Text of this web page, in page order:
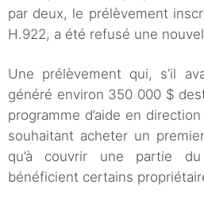
par deux, le prélèvement
H.922, a été refusé une
Une prélèvement qui, s’il
généré environ 350 000 $
programme d’aide en
souhaitant acheter un
qu’à couvrir une partie
bénéficient certains